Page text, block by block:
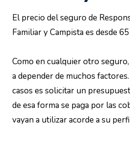
El precio del seguro de
Familiar y Campista es desde
Como en cualquier otro
a depender de muchos
casos es solicitar un
de esa forma se paga por las
vayan a utilizar acorde a su